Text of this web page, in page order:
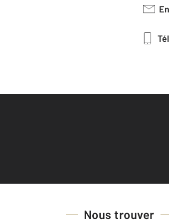
Nous trouver